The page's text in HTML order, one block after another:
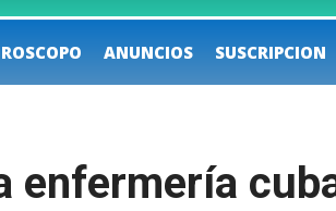
ANUNCIOS SUSCRIPCION
enfermería